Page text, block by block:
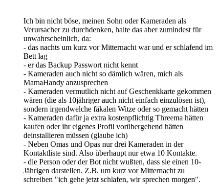
Ich bin nicht böse, meinen Sohn oder Kameraden als
Verursacher zu durchdenken, halte das aber zumindest für
unwahrscheinlich, da:
- das nachts um kurz vor Mitternacht war und er schlafend im
Bett lag
- er das Backup Passwort nicht kennt
- Kameraden auch nicht so dämlich wären, mich als
MamaHandy anzusprechen
- Kameraden vermutlich nicht auf Geschenkkarte gekommen
wären (die als 10jähriger auch nicht einfach einzulösen ist),
sondern irgendwelche fäkalen Witze oder so gemacht hätten
- Kameraden dafür ja extra kostenpflichtig Threema hätten
kaufen oder ihr eigenes Profil vorübergehend hätten
deinstallieren müssen (glaube ich)
- Neben Omas und Opas nur drei Kameraden in der
Kontaktliste sind. Also überhaupt nur etwa 10 Kontakte.
- die Person oder der Bot nicht wußten, dass sie einen 10-
Jährigen darstellen. Z.B. um kurz vor Mitternacht zu
schreiben "ich gehe jetzt schlafen, wir sprechen morgen".